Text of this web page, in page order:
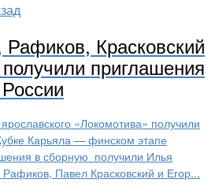
Красковский
приглашения
«Локомотива» получили
Карьяла — финском этапе
в сборную получили Илья
Павел Красковский и Егор...